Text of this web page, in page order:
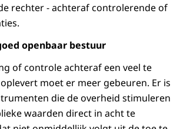
rechter - achteraf controlerende of
openbaar bestuur
of controle achteraf een veel te
moet er meer gebeuren. Er is
die de overheid stimuleren
waarden direct in acht te